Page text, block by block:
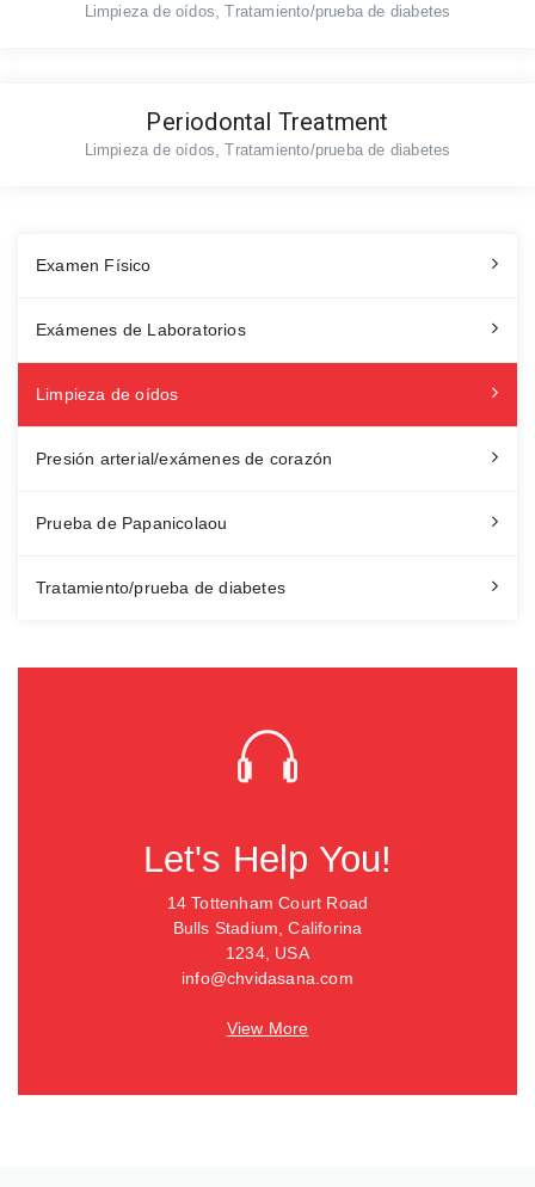
Limpieza de oídos ,Tratamiento/prueba de diabetes
Periodontal Treatment
Limpieza de oídos ,Tratamiento/prueba de diabetes
Examen Físico
Exámenes de Laboratorios
Limpieza de oídos
Presión arterial/exámenes de corazón
Prueba de Papanicolaou
Tratamiento/prueba de diabetes
Let's Help You!
14 Tottenham Court Road
Bulls Stadium, Califorina
1234, USA
info@chvidasana.com
View More